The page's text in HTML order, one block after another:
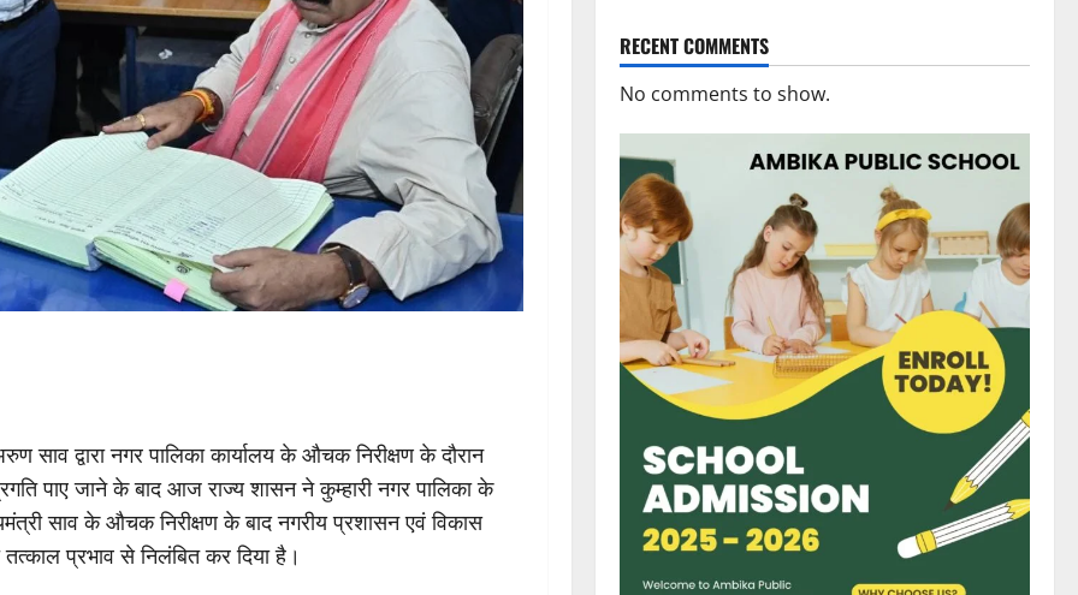
साव द्वारा नगर पालिका कार्यालय के औचक निरीक्षण के दौरान
पाए जाने के बाद आज राज्य शासन ने कुम्हारी नगर पालिका के
साव के औचक निरीक्षण के बाद नगरीय प्रशासन एवं विकास
प्रभाव से निलंबित कर दिया है।
RECENT COMMENTS
No comments to show.